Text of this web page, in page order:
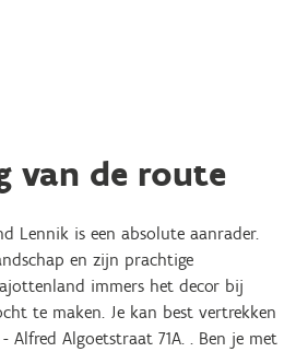
van de route
Lennik is een absolute aanrader.
en zijn prachtige
immers het decor bij
te maken. Je kan best vertrekken
Alfred Algoetstraat 71A. . Ben je met